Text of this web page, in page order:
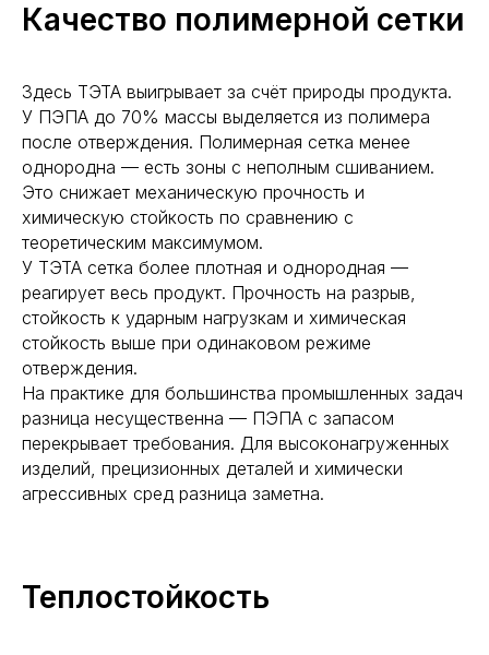
Качество полимерной сетки
Здесь ТЭТА выигрывает за счёт природы продукта.
У ПЭПА до 70% массы выделяется из полимера
после отверждения. Полимерная сетка менее
однородна — есть зоны с неполным сшиванием.
Это снижает механическую прочность и
химическую стойкость по сравнению с
теоретическим максимумом.
У ТЭТА сетка более плотная и однородная —
реагирует весь продукт. Прочность на разрыв,
стойкость к ударным нагрузкам и химическая
стойкость выше при одинаковом режиме
отверждения.
На практике для большинства промышленных задач
разница несущественна — ПЭПА с запасом
перекрывает требования. Для высоконагруженных
изделий, прецизионных деталей и химически
агрессивных сред разница заметна.
Теплостойкость